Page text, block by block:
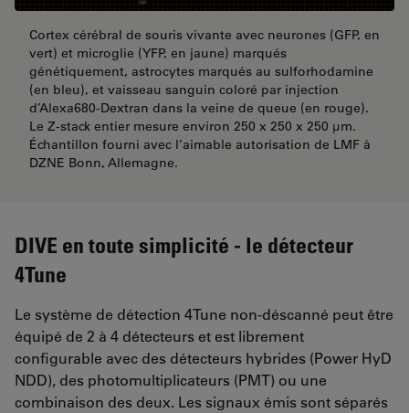
Cortex cérébral de souris vivante avec neurones (GFP, en
vert) et microglie (YFP, en jaune) marqués
génétiquement, astrocytes marqués au sulforhodamine
(en bleu), et vaisseau sanguin coloré par injection
d’Alexa680-Dextran dans la veine de queue (en rouge).
Le Z-stack entier mesure environ 250 x 250 x 250 µm.
Échantillon fourni avec l’aimable autorisation de LMF à
DZNE Bonn, Allemagne.
DIVE en toute simplicité - le détecteur
4Tune
Le système de détection 4Tune non-déscanné peut être
équipé de 2 à 4 détecteurs et est librement
configurable avec des détecteurs hybrides (Power HyD
NDD), des photomultiplicateurs (PMT) ou une
combinaison des deux. Les signaux émis sont séparés